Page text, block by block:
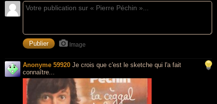
Image
Anonyme 59920 Je crois que c'est le sketche qui l'a fait
connaître...